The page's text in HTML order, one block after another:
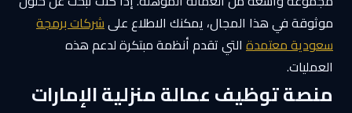
موثوقة في هذا المجال، يمكنك الاطلاع علىشركات برمجة
سعودية معتمدة التي تقدم أنظمة مبتكرة لدعم هذه
العمليات.
منصة توظيف عمالة منزلية الإمارات